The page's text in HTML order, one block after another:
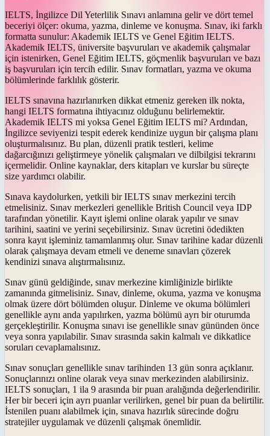
IELTS, İngilizce Dil Yeterlilik Sınavı anlamına gelir ve dört temel
beceriyi ölçer: okuma, yazma, dinleme ve konuşma. Sınav, iki farklı
formatta sunulur: Akademik IELTS ve Genel Eğitim IELTS.
Akademik IELTS, üniversite başvuruları ve akademik çalışmalar
için istenirken, Genel Eğitim IELTS, göçmenlik başvuruları ve bazı
iş başvuruları için tercih edilir. Sınav formatları, yazma ve okuma
bölümlerinde farklılık gösterir.
IELTS sınavına hazırlanırken dikkat etmeniz gereken ilk nokta,
hangi IELTS formatına ihtiyacınız olduğunu belirlemektir.
Akademik IELTS mi yoksa Genel Eğitim IELTS mi? Ardından,
İngilizce seviyenizi tespit ederek kendinize uygun bir çalışma planı
oluşturmalısınız. Bu plan, düzenli pratik testleri, kelime
dağarcığınızı geliştirmeye yönelik çalışmaları ve dilbilgisi tekrarını
içermelidir. Online kaynaklar, ders kitapları ve kurslar bu süreçte
size yardımcı olabilir.
Sınava kaydolurken, yetkili bir IELTS sınav merkezini tercih
etmelisiniz. Sınav merkezleri genellikle British Council veya IDP
tarafından yönetilir. Kayıt işlemi online olarak yapılır ve sınav
tarihini, saatini ve yerini seçebilirsiniz. Sınav ücretini ödedikten
sonra kayıt işleminiz tamamlanmış olur. Sınav tarihine kadar düzenli
olarak çalışmaya devam etmeli ve deneme sınavları çözerek
kendinizi sınava alıştırmalısınız.
Sınav günü geldiğinde, sınav merkezine kimliğinizle birlikte
zamanında gitmelisiniz. Sınav, dinleme, okuma, yazma ve konuşma
olmak üzere dört bölümden oluşur. Dinleme ve okuma bölümleri
genellikle aynı anda yapılırken, yazma bölümü ayrı bir oturumda
gerçekleştirilir. Konuşma sınavı ise genellikle sınav gününden önce
veya sonra yapılabilir. Sınav sırasında sakin kalmalı ve dikkatlice
soruları cevaplamalısınız.
Sınav sonuçları genellikle sınav tarihinden 13 gün sonra açıklanır.
Sonuçlarınızı online olarak veya sınav merkezinden alabilirsiniz.
IELTS sonuçları, 1 ila 9 arasında bir puan aralığında değerlendirilir.
Her bir beceri için ayrı puanlar verilirken, genel bir puan da belirtilir.
İstenilen puanı alabilmek için, sınava hazırlık sürecinde doğru
stratejiler uygulamak ve düzenli çalışmak önemlidir.